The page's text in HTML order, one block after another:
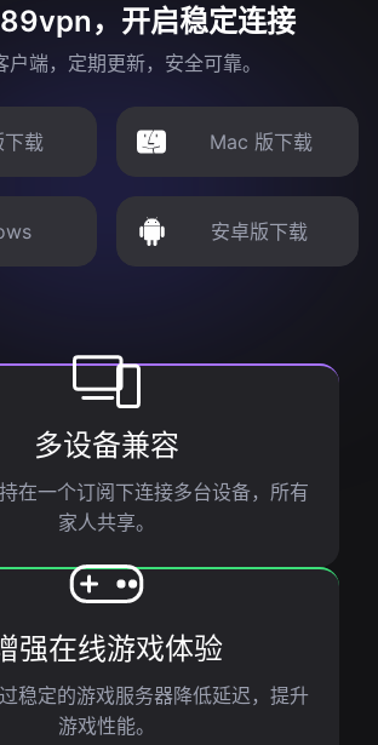
，开启稳定连接
户端，定期更新，安全可靠。
下载 Mac 版下载
安卓版下载
多设备兼容
在一个订阅下连接多台设备，所有
家人共享。
强在线游戏体验
稳定的游戏服务器降低延迟，提升
游戏性能。